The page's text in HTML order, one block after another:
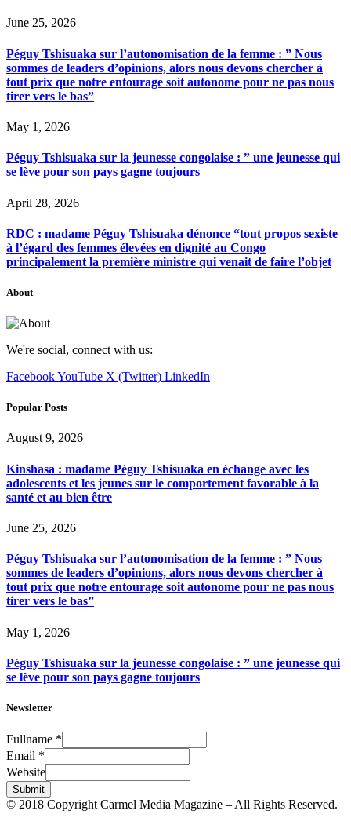
June 25, 2026
Péguy Tshisuaka sur l’autonomisation de la femme : ” Nous
sommes de leaders d’opinions, alors nous devons chercher à
tout prix que notre entourage soit autonome pour ne pas nous
tirer vers le bas”
May 1, 2026
Péguy Tshisuaka sur la jeunesse congolaise : ” une jeunesse qui
se lève pour son pays gagne toujours
April 28, 2026
RDC : madame Péguy Tshisuaka dénonce “tout propos sexiste
à l’égard des femmes élevées en dignité au Congo
principalement la première ministre qui venait de faire l’objet
About
We're social, connect with us:
FacebookYouTube X (Twitter) LinkedIn
Popular Posts
August 9, 2026
Kinshasa : madame Péguy Tshisuaka en échange avec les
adolescents et les jeunes sur le comportement favorable à la
santé et au bien être
June 25, 2026
Péguy Tshisuaka sur l’autonomisation de la femme : ” Nous
sommes de leaders d’opinions, alors nous devons chercher à
tout prix que notre entourage soit autonome pour ne pas nous
tirer vers le bas”
May 1, 2026
Péguy Tshisuaka sur la jeunesse congolaise : ” une jeunesse qui
se lève pour son pays gagne toujours
Newsletter
Fullname *
Email *
Website
Submit
© 2018 Copyright Carmel Media Magazine – All Rights Reserved.